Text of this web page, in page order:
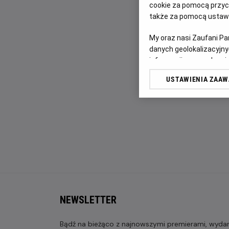
NEWSLETTER
Bądź na bieżąco z najnowszymi premierami,
cookie za pomocą
także za pomocą
My oraz nasi Zaufani
danych
informacji na
odbiorców i ulepszanie
USTAWIENIA